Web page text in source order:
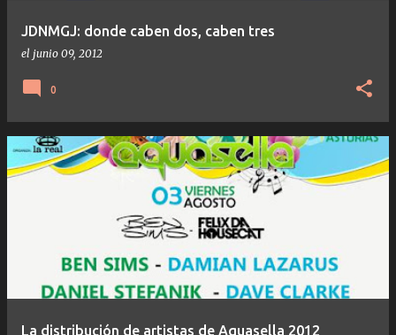
JDNMGJ: donde caben dos, caben tres
el junio 09, 2012
0
La distribución de artistas de Aquasella 2012